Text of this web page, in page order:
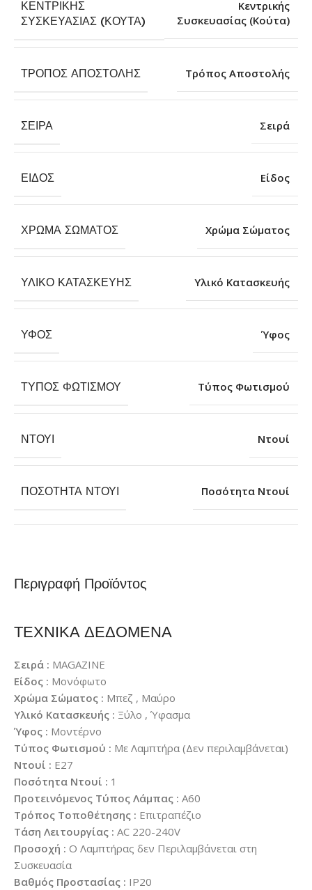
Περιγραφή Προϊόντος
ΤΕΧΝΙΚΑ ΔΕΔΟΜΕΝΑ
Σειρά : MAGAZINE
Είδος : Μονόφωτο
Χρώμα Σώματος : Μπεζ , Μαύρο
Υλικό Κατασκευής : Ξύλο , Ύφασμα
Ύφος : Μοντέρνο
Τύπος Φωτισμού : Με Λαμπτήρα (Δεν περιλαμβάνεται)
Ντουί : E27
Ποσότητα Ντουί : 1
Προτεινόμενος Τύπος Λάμπας : A60
Τρόπος Τοποθέτησης : Επιτραπέζιο
Τάση Λειτουργίας : AC 220-240V
Προσοχή : Ο Λαμπτήρας δεν Περιλαμβάνεται στη
Συσκευασία
Βαθμός Προστασίας : IP20
ΚΕΝΤΡΙΚΉΣ
ΣΥΣΚΕΥΑΣΊΑΣ (ΚΟΎΤΑ)
Κεντρικής
Συσκευασίας (Κούτα)
ΤΡΌΠΟΣ ΑΠΟΣΤΟΛΉΣ Τρόπος Αποστολής
ΣΕΙΡΆ Σειρά
ΕΊΔΟΣ Είδος
ΧΡΏΜΑ ΣΏΜΑΤΟΣ Χρώμα Σώματος
ΥΛΙΚΌ ΚΑΤΑΣΚΕΥΉΣ Υλικό Κατασκευής
ΎΦΟΣ Ύφος
ΤΎΠΟΣ ΦΩΤΙΣΜΟΎ Τύπος Φωτισμού
ΝΤΟΥΊ Ντουί
ΠΟΣΌΤΗΤΑ ΝΤΟΥΊ Ποσότητα Ντουί